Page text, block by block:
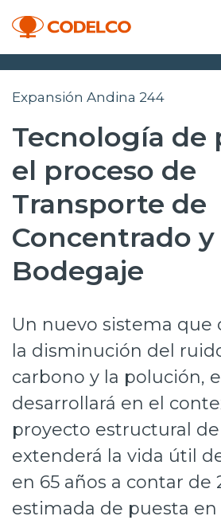
Transparencia activa
Nosotros
Operaciones
Proyectos
Sustentabilidad
Inversionistas
Prensa
Trabaja en Codelco
Transparencia activa
Canales de denuncia
Proveedores
Expansión Andina 244
Tecnología de
el proceso de
Transporte de
Concentrado y
Bodegaje
Un nuevo sistema que
la disminución del
carbono y la polución,
desarrollará en el
proyecto estructural
extenderá la vida útil
en 65 años a contar de
estimada de puesta en